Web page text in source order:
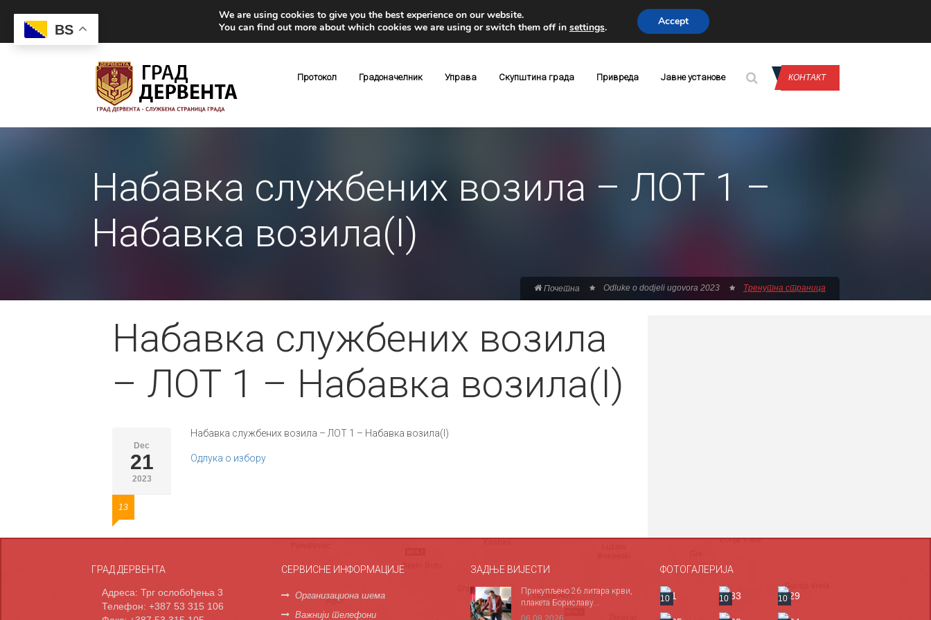
Протокол Градоначелник Управа Скупштина града Привреда Јавне установе КОНТАКТ
Набавка службених возила – ЛОТ 1 –
Набавка возила(I)
Почетна Odluke o dodjeli ugovora 2023 Тренутна страница
Набавка службених возила
– ЛОТ 1 – Набавка возила(I)
Dec
21
2023
13
Набавка службених возила – ЛОТ 1 – Набавка возила(I)
Одлука о избору
ГРАД ДЕРВЕНТА
Адреса: Трг ослобођења 3
Телефон: +387 53 315 106
СЕРВИСНЕ ИНФОРМАЦИЈЕ
Организациона шема
Важнији телефони
ЗАДЊЕ ВИЈЕСТИ
Прикупљено 26 литара крви,
плакета Бориславу...
ФОТОГАЛЕРИЈА
10 10 10
BS
We are using cookies to give you the best experience on our website.
You can find out more about which cookies we are using or switch them off in settings. Accept